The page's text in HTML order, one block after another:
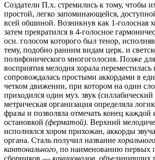
Создатели П.х. стремились к тому, чтобы
простой, легко запоминающейся,
всей обшиной. Возникнув как 1-голосная
затем превратился в 4-голосное
осн. голосом которого был тенор,
тему, подобно ранним видам церк. и
полифонического многоголосия. Позже
восприятия мелодия хорала
сопровождалась простыми аккордами в
четком движении, при котором на один
приходился один муз. звук
метрическая организация определяла
фразы и позволяла отмечать конец каждой
остановкой (ферматой). Верхний
исполнялся хором прихожан, аккорды
органа. Сталь получил название хорального,
кантонального, по наименованию первых